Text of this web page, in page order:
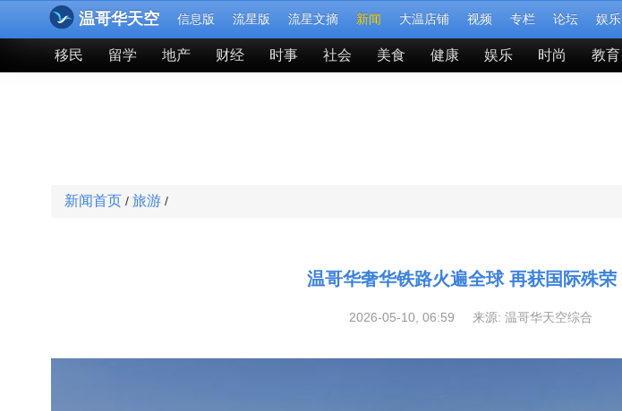
温哥华天空 信息版 流星版 流星文摘 新闻 大温店铺 视频 专栏 论坛 娱乐
移民 留学 地产 财经 时事 社会 美食 健康 娱乐 时尚 教育
新闻首页 / 旅游 /
温哥华奢华铁路火遍全球 再获国际殊荣
2026-05-10, 06:59 来源: 温哥华天空综合